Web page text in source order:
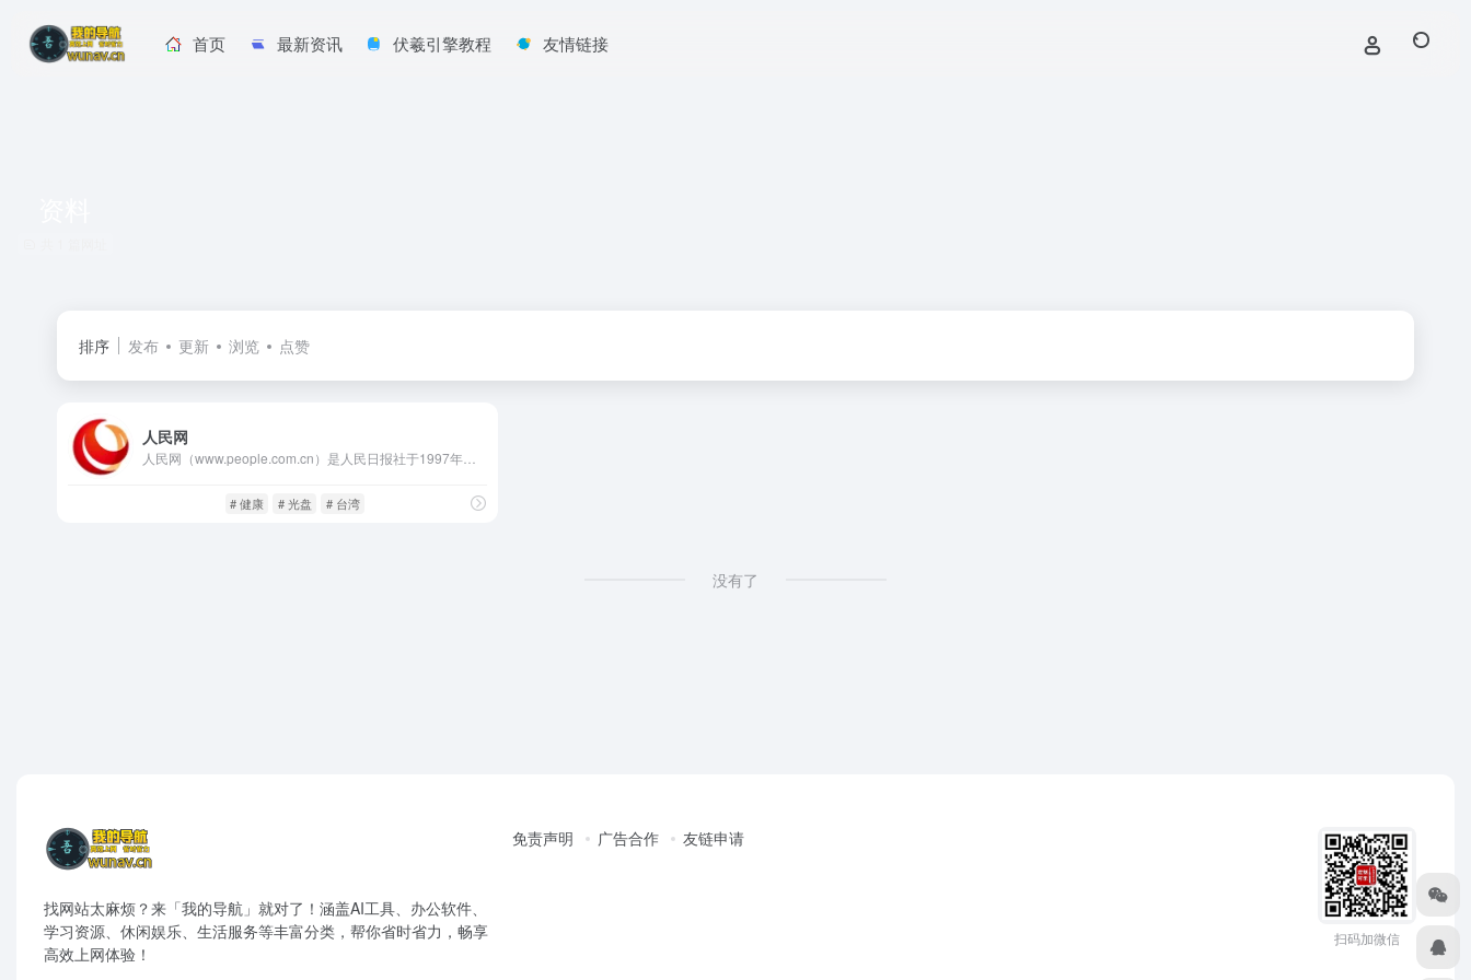
首页 最新资讯 伏羲引擎教程 友情链接
排序 发布 更新 浏览 点赞
人民网
# 健康 # 光盘 # 台湾
没有了
找网站太麻烦？来「我的导航」就对了！涵盖AI工具、办公软件、
学习资源、休闲娱乐、生活服务等丰富分类，帮你省时省力，畅享
高效上网体验！
免责声明 广告合作 友链申请
扫码加微信